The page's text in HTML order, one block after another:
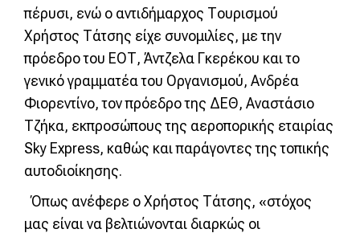
πέρυσι, ενώ ο αντιδήμαρχος Τουρισμού
Χρήστος Τάτσης είχε συνομιλίες, με την
πρόεδρο του ΕΟΤ, Άντζελα Γκερέκου και το
γενικό γραμματέα του Οργανισμού, Ανδρέα
Φιορεντίνο, τον πρόεδρο της ΔΕΘ, Αναστάσιο
Τζήκα, εκπροσώπους της αεροπορικής εταιρίας
Sky Express, καθώς και παράγοντες της τοπικής
αυτοδιοίκησης.
Όπως ανέφερε ο Χρήστος Τάτσης, «στόχος
μας είναι να βελτιώνονται διαρκώς οι